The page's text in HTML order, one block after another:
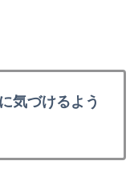
気づけるよう